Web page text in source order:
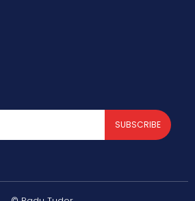
SUBSCRIBE